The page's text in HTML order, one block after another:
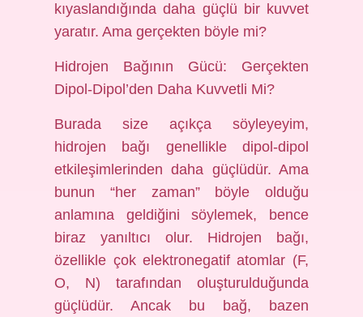
kıyaslandığında daha güçlü bir kuvvet
yaratır. Ama gerçekten böyle mi?
Hidrojen Bağının Gücü: Gerçekten
Dipol-Dipol’den Daha Kuvvetli Mi?
Burada size açıkça söyleyeyim,
hidrojen bağı genellikle dipol-dipol
etkileşimlerinden daha güçlüdür. Ama
bunun “her zaman” böyle olduğu
anlamına geldiğini söylemek, bence
biraz yanıltıcı olur. Hidrojen bağı,
özellikle çok elektronegatif atomlar (F,
O, N) tarafından oluşturulduğunda
güçlüdür. Ancak bu bağ, bazen